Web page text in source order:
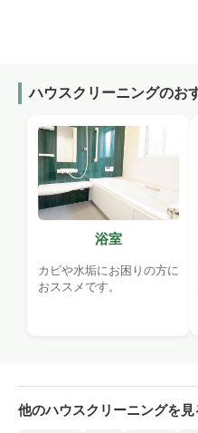
ハウスクリーニングのお
浴室
カビや水垢にお困りの方に
おススメです。
他のハウスクリーニングを見